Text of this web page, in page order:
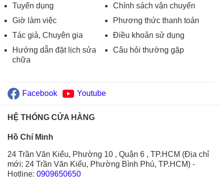
Tuyển dụng
Giờ làm việc
Tác giả, Chuyên gia
Hướng dẫn đặt lịch sửa
chữa
Chính sách vận chuyển
Phương thức thanh toán
Điều khoản sử dụng
Câu hỏi thường gặp
Facebook Youtube
HỆ THỐNG CỬA HÀNG
Hồ Chí Minh
24 Trần Văn Kiểu, Phường 10 , Quận 6 , TP.HCM (Địa chỉ
mới: 24 Trần Văn Kiểu, Phường Bình Phú, TP.HCM) -
Hotline: 0909650650